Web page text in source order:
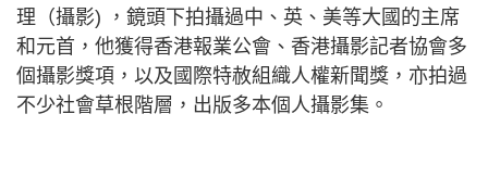
理（攝影) ，鏡頭下拍攝過中、英、美等大國的主席
和元首，他獲得香港報業公會、香港攝影記者協會多
個攝影獎項，以及國際特赦組織人權新聞獎，亦拍過
不少社會草根階層，出版多本個人攝影集。